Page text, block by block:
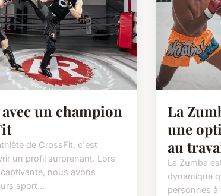
un champion
de CrossFit, c'est
un profil surprenant. Lors
nous avons
sport...
La
une
au
La Zumba
dynamique
personnes à